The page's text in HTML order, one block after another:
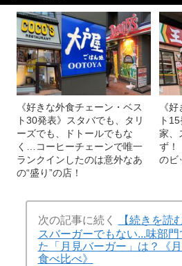
《好きな外食チェーン・ベス
ト30発表》スタバでも、タリ
ーズでも、ドトールでもな
く…コーヒーチェーンで唯一
ランクインしたのは意外なあ
の“盛り”の店！
《
ト
家、
ず！
のビ
次の記事に続く
【続きを読
スバーガーでもない...味部
た「月見バーガー」は？《
食べ比べ》